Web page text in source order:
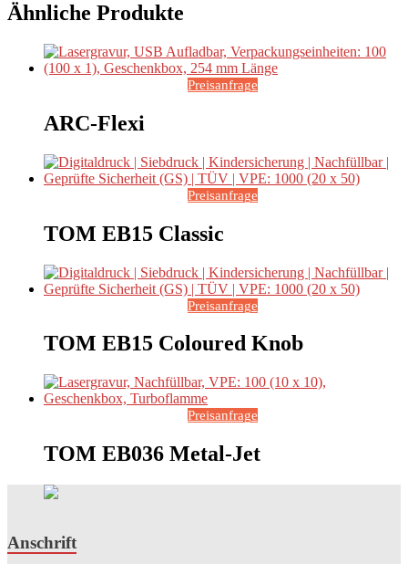
Ähnliche Produkte
Preisanfrage
ARC-Flexi
Preisanfrage
TOM EB15 Classic
Preisanfrage
TOM EB15 Coloured Knob
Preisanfrage
TOM EB036 Metal-Jet
Anschrift